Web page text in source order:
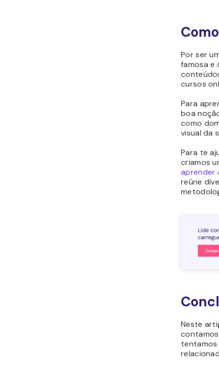
Por ser
famosa e
cursos
Para
boa
como
visual da
Para te
criamos
aprender
reúne
Neste
tentamos